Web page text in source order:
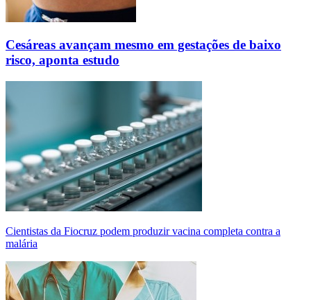
Cesáreas avançam mesmo em gestações de baixo
risco, aponta estudo
Cientistas da Fiocruz podem produzir vacina completa contra a
malária